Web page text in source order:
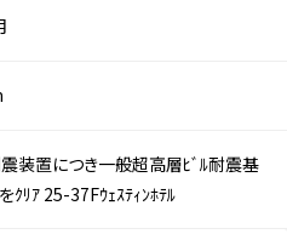
震装置につき一般超高層ﾋﾞﾙ耐震基
ｸﾘｱ 25-37Fｳｪｽﾃｨﾝﾎﾃﾙ